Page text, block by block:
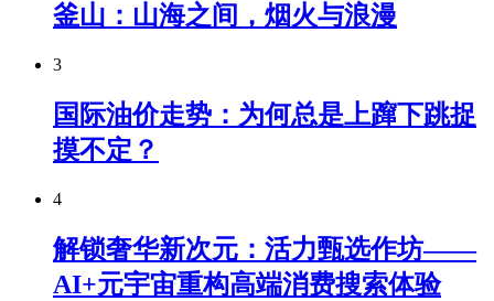
釜山：山海之间，烟火与浪漫
3
国际油价走势：为何总是上蹿下跳捉
摸不定？
4
解锁奢华新次元：活力甄选作坊——
AI+元宇宙重构高端消费搜索体验